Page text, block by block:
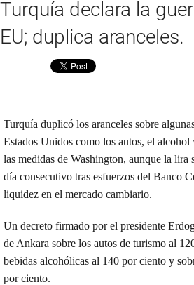
Turquía declara la
EU; duplica aranceles.
Turquía duplicó los aranceles sobre
Estados Unidos como los autos, el alcohol
las medidas de Washington, aunque la lira
día consecutivo tras esfuerzos del Banco
liquidez en el mercado cambiario.
Un decreto firmado por el presidente
de Ankara sobre los autos de turismo al
bebidas alcohólicas al 140 por ciento y
por ciento.